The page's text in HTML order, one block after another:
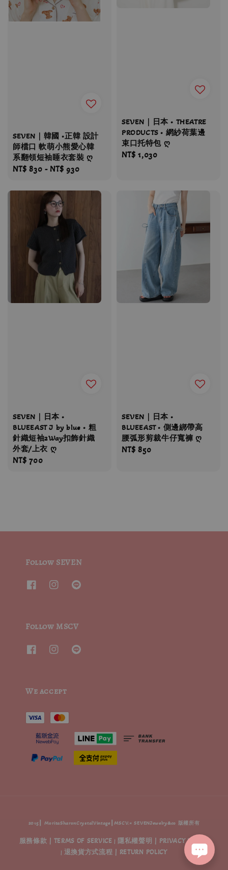
SEVEN｜韓國 •正韓 設計
師檔口 軟萌小熊愛心韓
系翻領短袖睡衣套裝 ღ
Regular
NT$ 830 -NT$ 930
SEVEN｜日本 • THEATRE
PRODUCTS • 網紗荷葉邊
束口托特包 ღ
Regular
NT$ 1,030
SEVEN｜日本 •
BLUEEAST J by blue • 粗
針織短袖2Way扣飾針織
外套/上衣 ღ
Regular
NT$ 700
SEVEN｜日本 •
BLUEEAST • 側邊綁帶高
腰弧形剪裁牛仔寬褲 ღ
Regular
NT$ 850
Follow SEVEN
Follow MSCV
We accept
2015┃ MoritaSharonCrystalVintage┃MSCV.× SEVENJewelry&co 版權所有
服務條款 | TERMS OF SERVICE 隱私權聲明 | PRIVACY POLICY
退換貨方式流程 | RETURN POLICY